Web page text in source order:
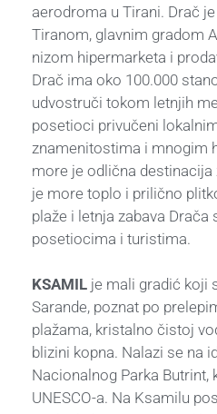
aerodroma u Tirani. Drač
Tiranom, glavnim gradom
nizom hipermarketa i
Drač ima oko 100.000
udvostruči tokom letnjih
posetioci privučeni
znamenitostima i mnogim
more je odlična
je more toplo i prilično
plaže i letnja zabava Drača
posetiocima i turistima.
KSAMIL je mali gradić koji
Sarande, poznat po
plažama, kristalno čistoj
blizini kopna. Nalazi se na
Nacionalnog Parka Butrint,
UNESCO-a. Na Ksamilu